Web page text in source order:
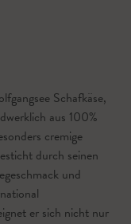
Schafkäse,
aus 100%
cremige
durch seinen
und
er sich nicht nur